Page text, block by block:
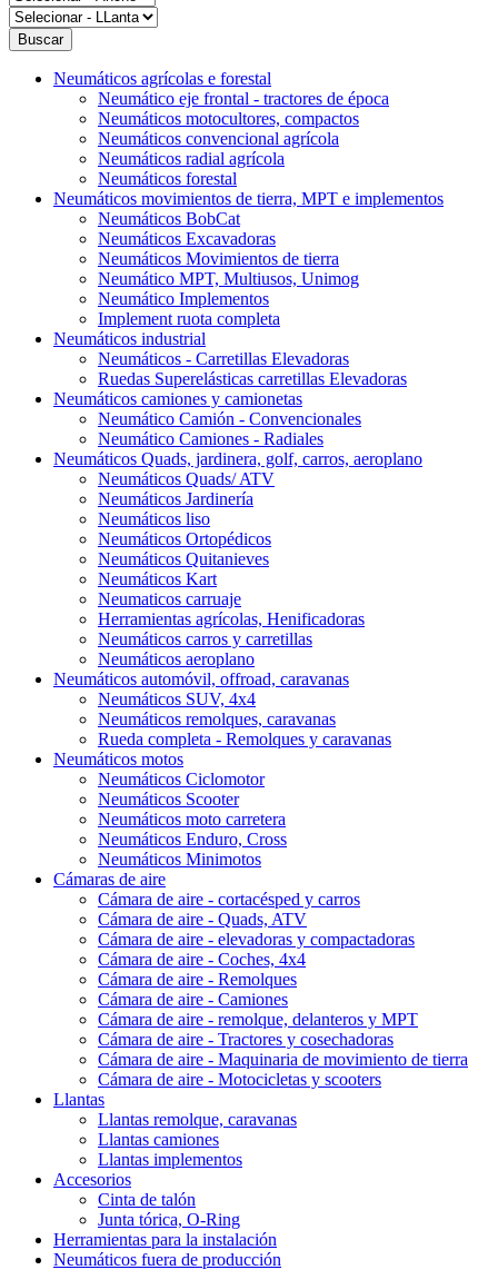
Neumáticos agrícolas e forestal
Neumático eje frontal - tractores de época
Neumáticos motocultores, compactos
Neumáticos convencional agrícola
Neumáticos radial agrícola
Neumáticos forestal
Neumáticos movimientos de tierra, MPT e implementos
Neumáticos BobCat
Neumáticos Excavadoras
Neumáticos Movimientos de tierra
Neumático MPT, Multiusos, Unimog
Neumático Implementos
Implement ruota completa
Neumáticos industrial
Neumáticos - Carretillas Elevadoras
Ruedas Superelásticas carretillas Elevadoras
Neumáticos camiones y camionetas
Neumático Camión - Convencionales
Neumático Camiones - Radiales
Neumáticos Quads, jardinera, golf, carros, aeroplano
Neumáticos Quads/ ATV
Neumáticos Jardinería
Neumáticos liso
Neumáticos Ortopédicos
Neumáticos Quitanieves
Neumáticos Kart
Neumaticos carruaje
Herramientas agrícolas, Henificadoras
Neumáticos carros y carretillas
Neumáticos aeroplano
Neumáticos automóvil, offroad, caravanas
Neumáticos SUV, 4x4
Neumáticos remolques, caravanas
Rueda completa - Remolques y caravanas
Neumáticos motos
Neumáticos Ciclomotor
Neumáticos Scooter
Neumáticos moto carretera
Neumáticos Enduro, Cross
Neumáticos Minimotos
Cámaras de aire
Cámara de aire - cortacésped y carros
Cámara de aire - Quads, ATV
Cámara de aire - elevadoras y compactadoras
Cámara de aire - Coches, 4x4
Cámara de aire - Remolques
Cámara de aire - Camiones
Cámara de aire - remolque, delanteros y MPT
Cámara de aire - Tractores y cosechadoras
Cámara de aire - Maquinaria de movimiento de tierra
Cámara de aire - Motocicletas y scooters
Llantas
Llantas remolque, caravanas
Llantas camiones
Llantas implementos
Accesorios
Cinta de talón
Junta tórica, O-Ring
Herramientas para la instalación
Neumáticos fuera de producción